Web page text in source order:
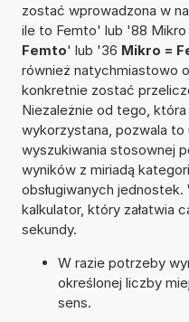
zostać wprowadzona w
ile to Femto' lub '88
Femto' lub '36 Mikro =
również natychmiastowo
konkretnie zostać
Niezależnie od tego,
wykorzystana, pozwala to
wyszukiwania stosownej
wyników z miriadą
obsługiwanych
kalkulator, który załatwia
sekundy.
W razie potrzeby
określonej liczby
sens.